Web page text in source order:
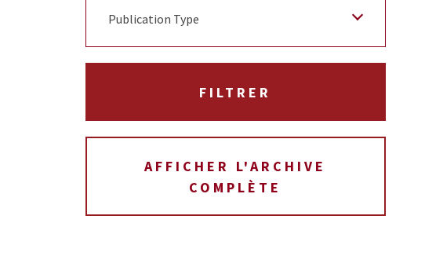
Publication Type
AFFICHER L'ARCHIVE
COMPLÈTE